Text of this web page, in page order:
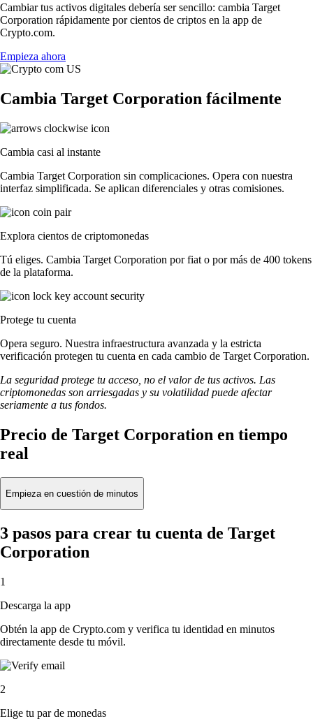
Cambiar tus activos digitales debería ser sencillo: cambia Target
Corporation rápidamente por cientos de criptos en la app de
Crypto.com.
Empieza ahora
Cambia Target Corporation fácilmente
Cambia casi al instante
Cambia Target Corporation sin complicaciones. Opera con nuestra
interfaz simplificada. Se aplican diferenciales y otras comisiones.
Explora cientos de criptomonedas
Tú eliges. Cambia Target Corporation por fiat o por más de 400 tokens
de la plataforma.
Protege tu cuenta
Opera seguro. Nuestra infraestructura avanzada y la estricta
verificación protegen tu cuenta en cada cambio de Target Corporation.
La seguridad protege tu acceso, no el valor de tus activos. Las
criptomonedas son arriesgadas y su volatilidad puede afectar
seriamente a tus fondos.
Precio de Target Corporation en tiempo
real
Empieza en cuestión de minutos
3 pasos para crear tu cuenta de Target
Corporation
1
Descarga la app
Obtén la app de Crypto.com y verifica tu identidad en minutos
directamente desde tu móvil.
2
Elige tu par de monedas